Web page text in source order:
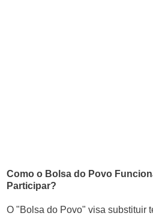
Como o Bolsa do Povo
Participar?
O "Bolsa do Povo" visa substituir